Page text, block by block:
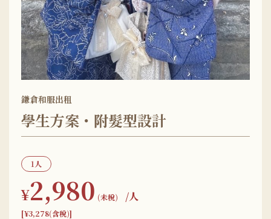
鎌倉和服出租
學生方案・附髮型設計
1人
¥2,980 (未稅) /人
[¥3,278(含稅)]